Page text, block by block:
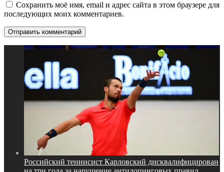
Сохранить моё имя, email и адрес сайта в этом браузере для
последующих моих комментариев.
Российский теннисист Карловский дисквалифицирован